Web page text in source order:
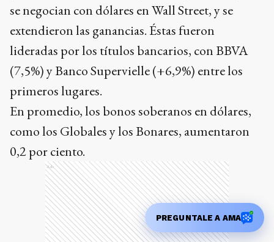
se negocian con dólares en Wall Street, y se
extendieron las ganancias. Éstas fueron
lideradas por los títulos bancarios, con BBVA
(7,5%) y Banco Supervielle (+6,9%) entre los
primeros lugares.
En promedio, los bonos soberanos en dólares,
como los Globales y los Bonares, aumentaron
0,2 por ciento.
Ads
PREGUNTALE A AMA